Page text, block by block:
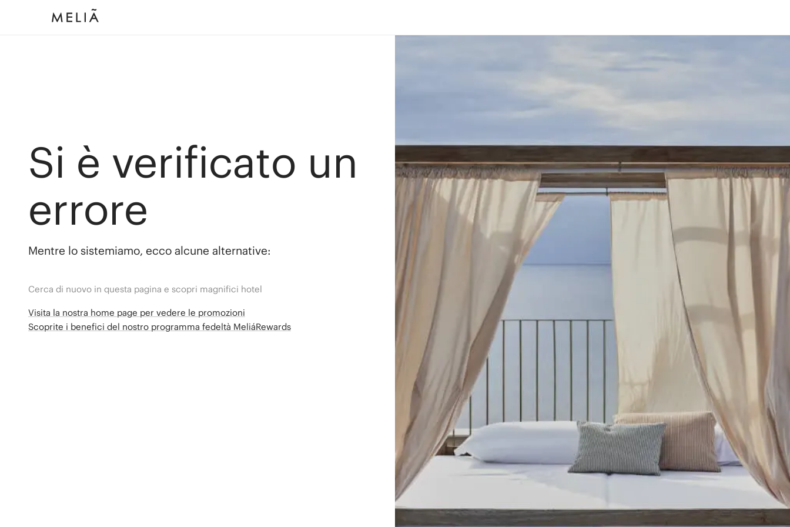
Si è verificato un
errore
Mentre lo sistemiamo, ecco alcune alternative:
Cerca di nuovo in questa pagina e scopri magnifici hotel
Visita la nostra home page per vedere le promozioni
Scoprite i benefici del nostro programma fedeltà MeliáRewards